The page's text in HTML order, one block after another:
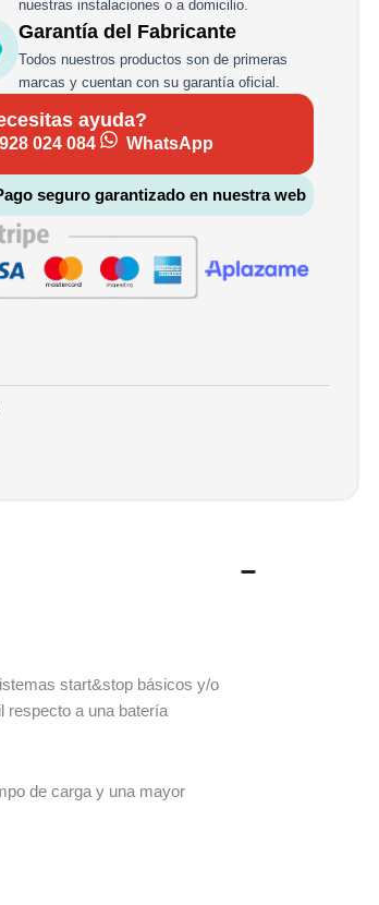
nuestras instalaciones o a domicilio.
Garantía del Fabricante
Todos nuestros productos son de primeras
marcas y cuentan con su garantía oficial.
ayuda?
928 024 084 WhatsApp
seguro garantizado en nuestra web
start&stop básicos y/o
respecto a una batería
de carga y una mayor